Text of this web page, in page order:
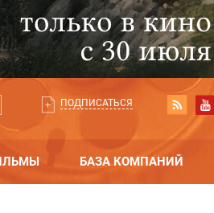
ПОДПИСАТЬСЯ
БАЗА КОМПАНИЙ